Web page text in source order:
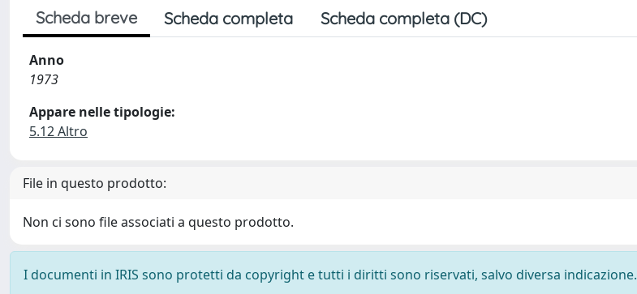
Scheda breve Scheda completa Scheda completa (DC)
Anno
1973
Appare nelle tipologie:
5.12 Altro
File in questo prodotto:
Non ci sono file associati a questo prodotto.
I documenti in IRIS sono protetti da copyright e tutti i diritti sono riservati, salvo diversa indicazione.